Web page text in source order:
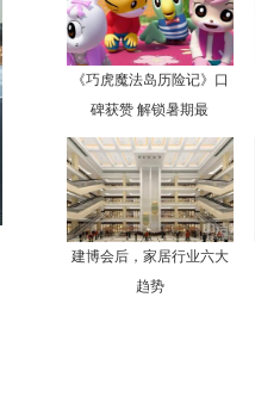
《巧虎魔法岛历险记》口
碑获赞 解锁暑期最
建博会后，家居行业六大
趋势